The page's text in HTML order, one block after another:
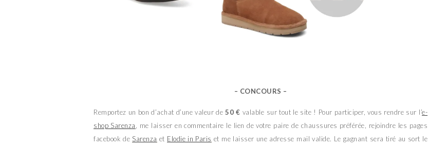
– CONCOURS –
Remportez un bon d’achat d’une valeur de50 € valable sur tout le site ! Pour participer, vous rendre sur l’e-
shop Sarenza
, me laisser en commentaire le lien de votre paire de chaussures préférée, rejoindre les pages
facebook de Sarenza et Elodie in Paris et me laisser une adresse mail valide. Le gagnant sera tiré au sort le